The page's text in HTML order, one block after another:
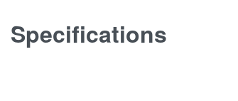
Specifications